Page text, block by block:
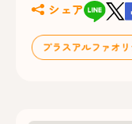
シェア